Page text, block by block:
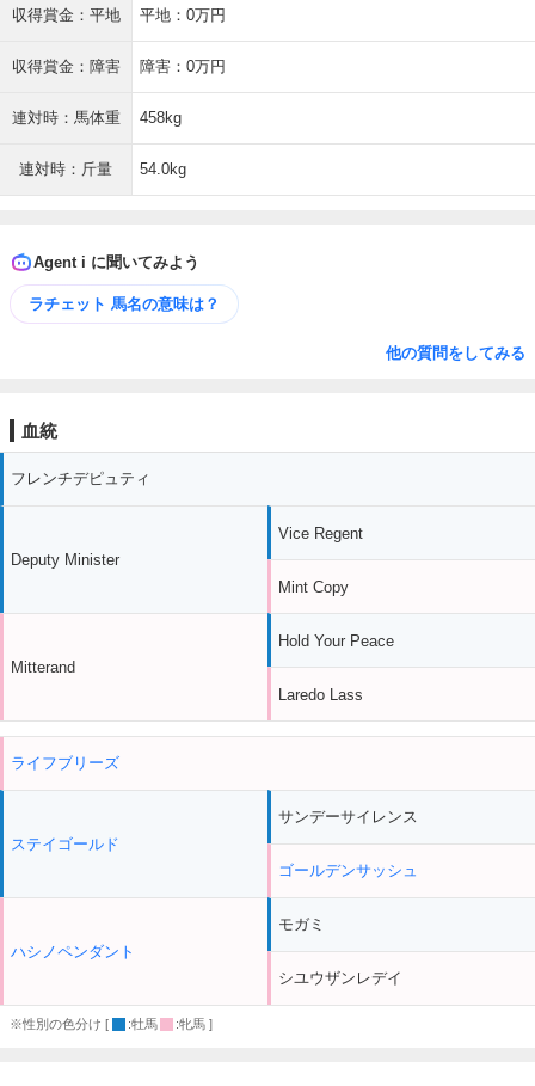
収得賞金：平地 平地：0万円
収得賞金：障害 障害：0万円
連対時：馬体重 458kg
連対時：斤量 54.0kg
Agent i に聞いてみよう
ラチェット 馬名の意味は？
他の質問をしてみる
血統
フレンチデピュティ
Deputy Minister
Mitterand
Vice Regent
Mint Copy
Hold Your Peace
Laredo Lass
ライフブリーズ
ステイゴールド
ハシノペンダント
サンデーサイレンス
ゴールデンサッシュ
モガミ
シユウザンレデイ
※性別の色分け [ :牡馬 :牝馬 ]